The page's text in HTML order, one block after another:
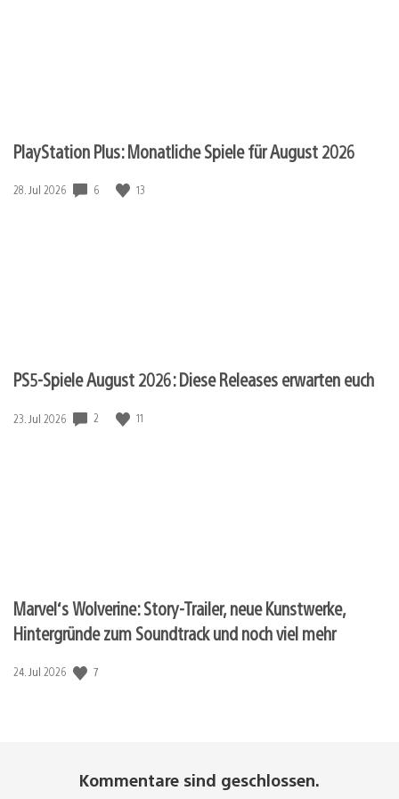
PlayStation Plus: Monatliche Spiele für August 2026
Veröffentlichungsdatum:
28. Jul 2026 6 13
PS5-Spiele August 2026: Diese Releases erwarten euch
Veröffentlichungsdatum:
23. Jul 2026 2 11
Marvel‘s Wolverine: Story-Trailer, neue Kunstwerke,
Hintergründe zum Soundtrack und noch viel mehr
Veröffentlichungsdatum:
24. Jul 2026 7
Kommentare sind geschlossen.